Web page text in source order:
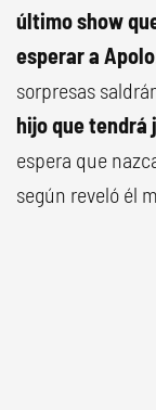
último show
esperar a Apolo
sorpresas
hijo que tendrá
espera que
según reveló él